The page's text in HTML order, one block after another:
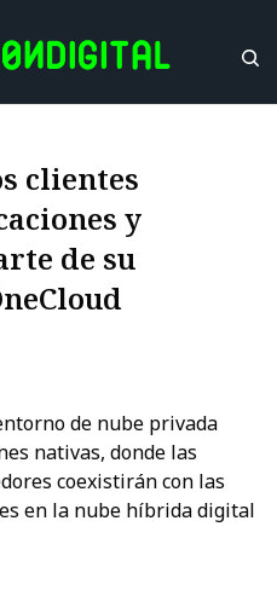
clientes
y
de su
de nube privada
nativas, donde las
coexistirán con las
en la nube híbrida digital